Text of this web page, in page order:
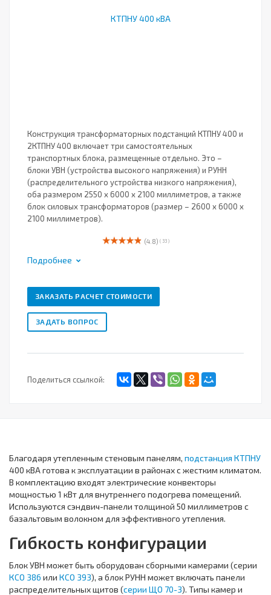
Конструкция трансформаторных подстанций КТПНУ 400 и
2КТПНУ 400 включает три самостоятельных
транспортных блока, размещенные отдельно. Это –
блоки УВН (устройства высокого напряжения) и РУНН
(распределительного устройства низкого напряжения),
оба размером 2550 х 6000 х 2100 миллиметров, а также
блок силовых трансформаторов (размер – 2600 х 6000 х
2100 миллиметров).
(4.8) ( 33 )
Подробнее
ЗАКАЗАТЬ РАСЧЕТ СТОИМОСТИ
ЗАДАТЬ ВОПРОС
Поделиться ссылкой:
Благодаря утепленным стеновым панелям, подстанция КТПНУ
400 кВА готова к эксплуатации в районах с жестким климатом.
В комплектацию входят электрические конвекторы
мощностью 1 кВт для внутреннего подогрева помещений.
Используются сэндвич-панели толщиной 50 миллиметров с
базальтовым волокном для эффективного утепления.
Гибкость конфигурации
Блок УВН может быть оборудован сборными камерами (серии
КСО 386 или КСО 393), а блок РУНН может включать панели
распределительных щитов (серии ЩО 70-3). Типы камер и